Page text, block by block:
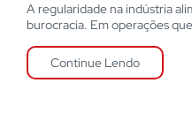
A regularidade na indústria
burocracia. Em operações
Continue Lendo